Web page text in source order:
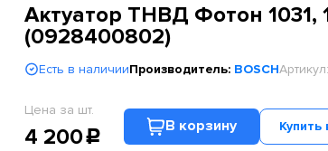
Актуатор ТНВД Фотон 1031,
(0928400802)
Есть в наличииПроизводитель: BOSCHАртикул:
Цена за шт.
4 200c
В корзину Купить